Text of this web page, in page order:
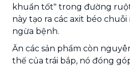
khuẩn tốt" trong đường
này tạo ra các axit béo
ngừa bệnh.
Ăn các sản phẩm còn
thế của trái bắp, nó đóng